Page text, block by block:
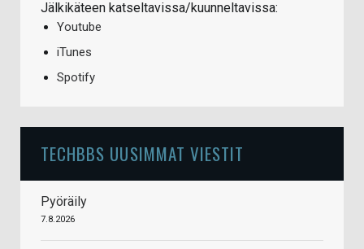
Jälkikäteen katseltavissa/kuunneltavissa:
Youtube
iTunes
Spotify
TECHBBS UUSIMMAT VIESTIT
Pyöräily
7.8.2026